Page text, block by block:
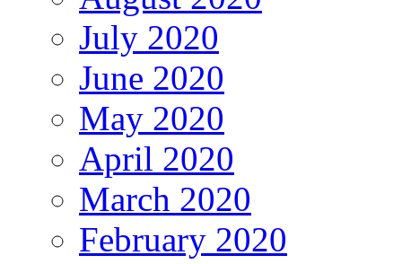
July 2020
June 2020
May 2020
April 2020
March 2020
February 2020